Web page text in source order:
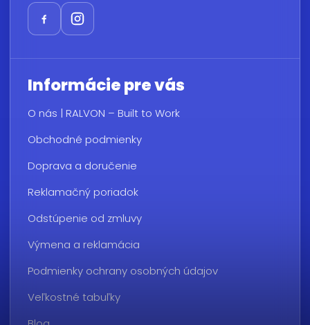
Informácie pre vás
O nás | RALVON – Built to Work
Obchodné podmienky
Doprava a doručenie
Reklamačný poriadok
Odstúpenie od zmluvy
Výmena a reklamácia
Podmienky ochrany osobných údajov
Veľkostné tabuľky